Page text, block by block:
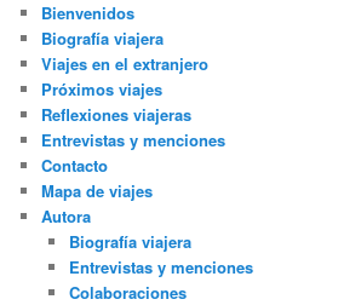
Bienvenidos
Biografía viajera
Viajes en el extranjero
Próximos viajes
Reflexiones viajeras
Entrevistas y menciones
Contacto
Mapa de viajes
Autora
Biografía viajera
Entrevistas y menciones
Colaboraciones